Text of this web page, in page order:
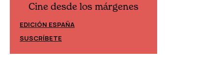
Cine desde los márgenes
EDICIÓN ESPAÑA
SUSCRÍBETE